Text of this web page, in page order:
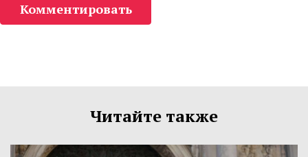
Комментировать
Читайте также